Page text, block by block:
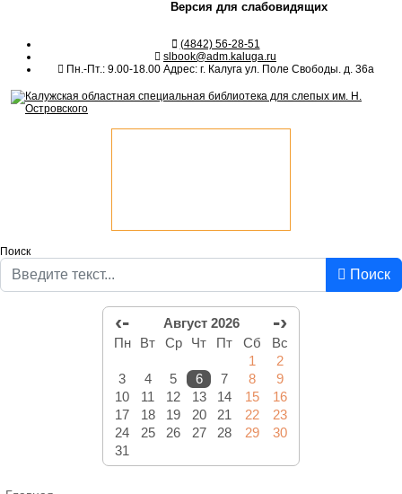
Версия для слабовидящих
(4842) 56-28-51
slbook@adm.kaluga.ru
Пн.-Пт.: 9.00-18.00 Адрес: г. Калуга ул. Поле Свободы. д. 36а
Поиск
Поиск
‹- Август 2026 -›
Пн Вт Ср Чт Пт Сб
Вс
1
2
3
4 5 6 7 8
9
10
11 12 13 14 15
16
17
18 19 20 21 22
23
24
25 26 27 28 29
30
31